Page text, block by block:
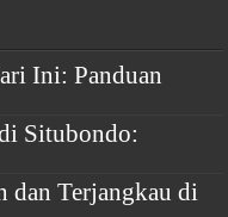
Ini: Panduan
Situbondo:
dan Terjangkau di